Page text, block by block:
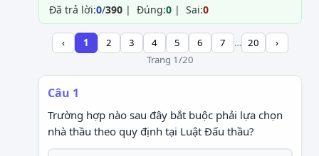
Đã trả lời:0/390 | Đúng:0 | Sai:0
‹ 1 2 3 4 5 6 7 … 20
›
Trang 1/20
Câu 1
Trường hợp nào sau đây bắt buộc phải lựa chọn
nhà thầu theo quy định tại Luật Đấu thầu?